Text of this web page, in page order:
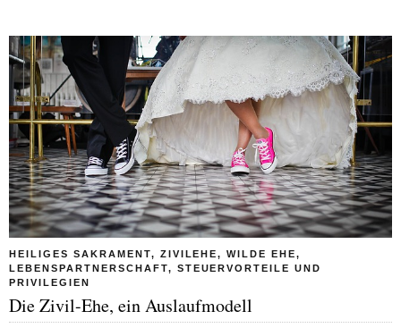
HEILIGES SAKRAMENT, ZIVILEHE, WILDE EHE,
LEBENSPARTNERSCHAFT, STEUERVORTEILE UND
PRIVILEGIEN
Die Zivil-Ehe, ein Auslaufmodell